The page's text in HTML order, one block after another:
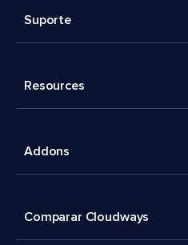
Suporte
Resources
Addons
Comparar Cloudways